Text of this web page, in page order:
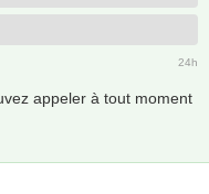
24h
appeler à tout moment